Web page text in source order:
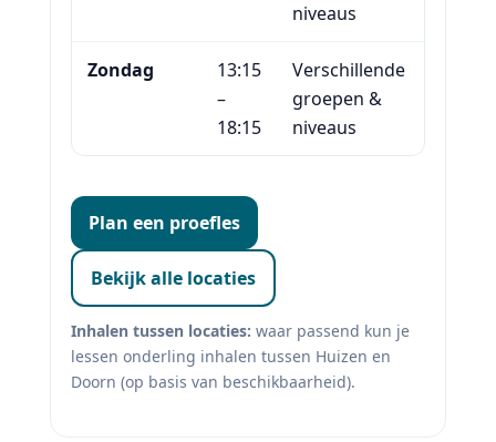
niveaus
Zondag
13:15
–
18:15
Verschillende
groepen &
niveaus
Plan een proefles
Bekijk alle locaties
Inhalen tussen locaties: waar passend kun je
lessen onderling inhalen tussen Huizen en
Doorn (op basis van beschikbaarheid).